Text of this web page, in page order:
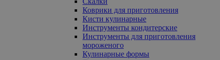
Коврики для приготовления
Кисти кулинарные
Инструменты кондитерские
Инструменты для приготовления
мороженого
Кулинарные формы